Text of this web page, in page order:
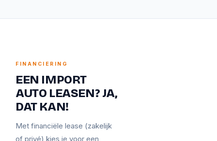
FINANCIERING
EEN IMPORT
AUTO LEASEN? JA,
DAT KAN!
Met financiële lease (zakelijk
of privé) kies je voor een